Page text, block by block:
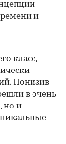
и
класс,
Понизив
в очень
но и